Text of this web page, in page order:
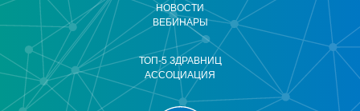
НОВОСТИ
ВЕБИНАРЫ
ТОП-5 ЗДРАВНИЦ
АССОЦИАЦИЯ